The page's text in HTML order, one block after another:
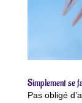
Simplement se
Pas obligé